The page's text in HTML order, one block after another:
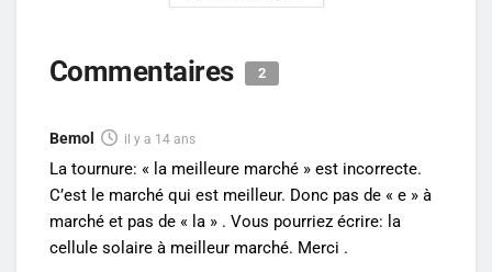
Commentaires 2
Bemol il y a 14 ans
La tournure: « la meilleure marché » est incorrecte.
C’est le marché qui est meilleur. Donc pas de « e » à
marché et pas de « la » . Vous pourriez écrire: la
cellule solaire à meilleur marché. Merci .